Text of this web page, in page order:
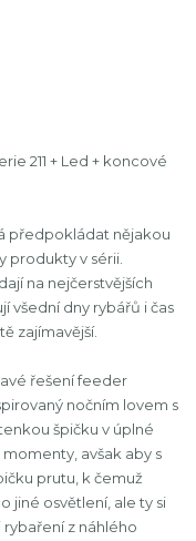
211 + Led + koncové
předpokládat nějakou
produkty v sérii.
na nejčerstvějších
všední dny rybářů i čas
zajímavější.
řešení feeder
nočním lovem s
špičku v úplné
avšak aby s
prutu, k čemuž
jiné osvětlení, ale ty si
z náhlého